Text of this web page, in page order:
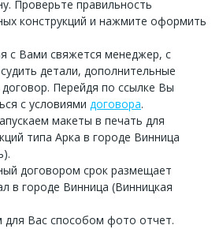
Проверьте правильность
конструкций и нажмите оформить
с Вами свяжется менеджер, с
детали, дополнительные
Перейдя по ссылке Вы
с условиями договора.
макеты в печать для
типа Арка в городе Винница
договором срок размещает
в городе Винница (Винницкая
Вас способом фото отчет.